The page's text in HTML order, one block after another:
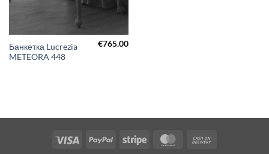
Банкетка Lucrezia
METEORA 448
€765.00
Visa PayPal Stripe MasterCard